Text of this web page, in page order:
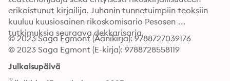
erikoistunut kirjailija. Juhanin tunnetuimpiin teoksiin
kuuluu kuusiosainen rikoskomisario Pesosen
tutkimuksia seuraava dekkarisarja.
© 2023 Saga Egmont (Äänikirja): 9788727039176
© 2023 Saga Egmont (E-kirja): 9788728558119
Julkaisupäivä